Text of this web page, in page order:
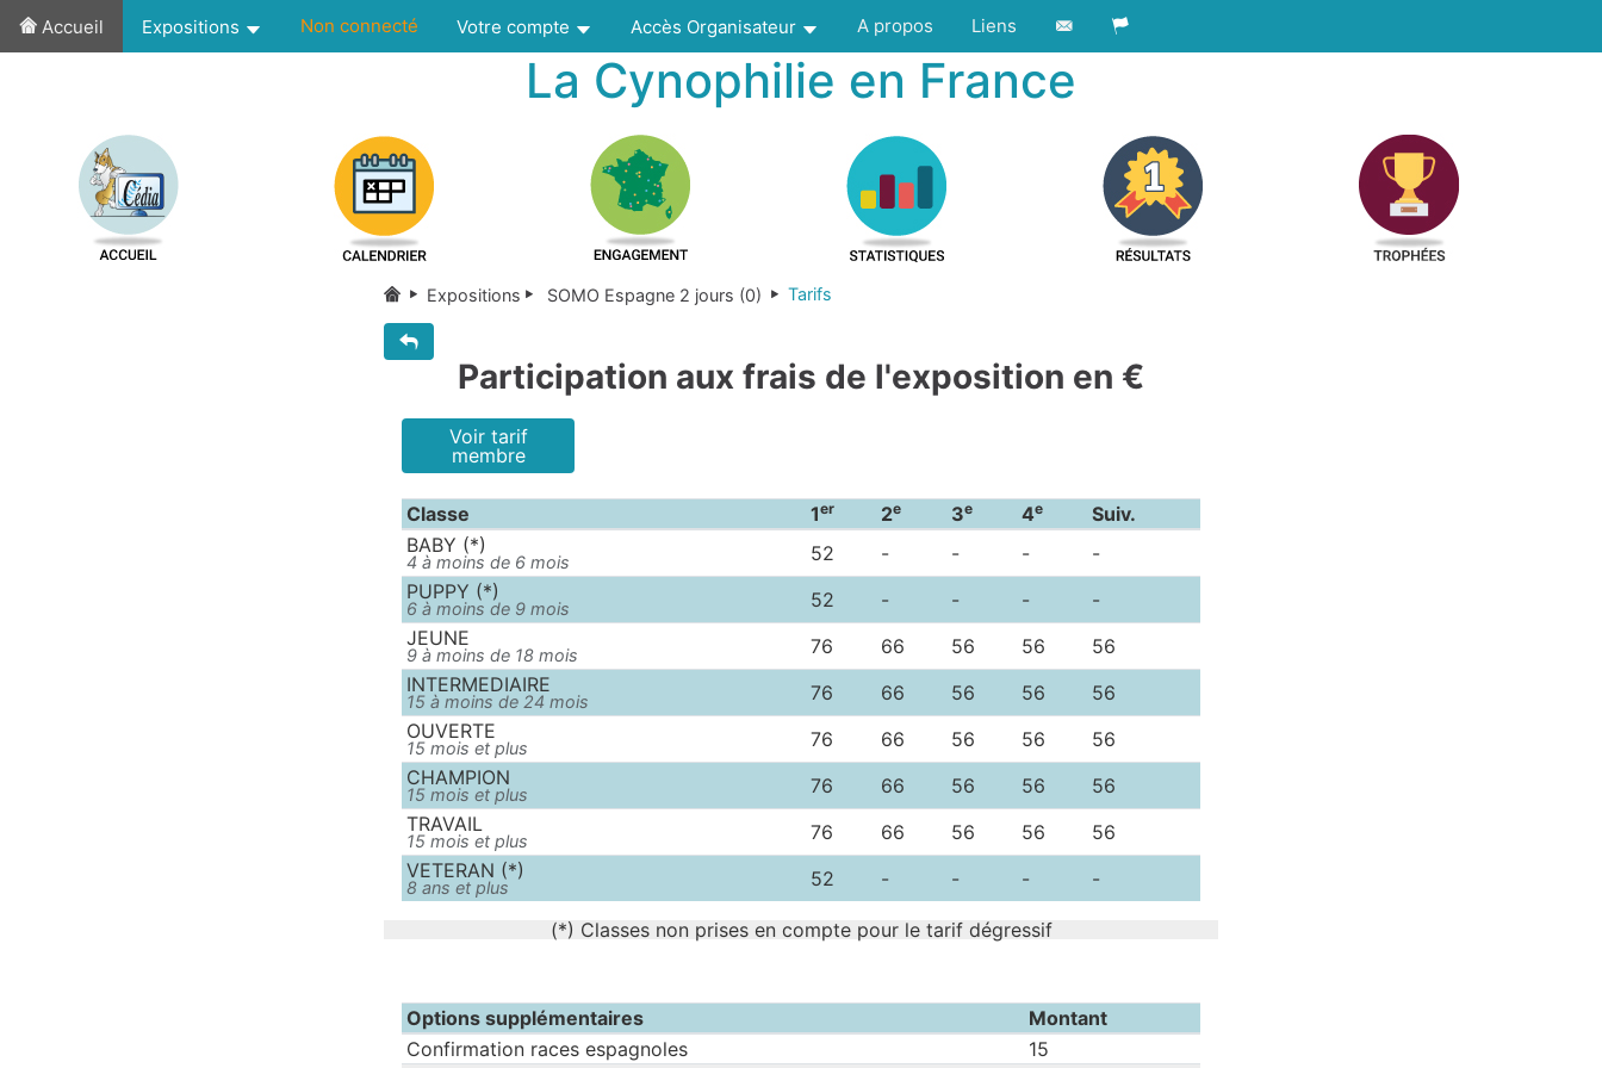
Accueil Expositions Non connecté Votre compte Accès Organisateur A propos Liens
La Cynophilie en France
Expositions SOMO Espagne 2 jours (0) Tarifs
Participation aux frais de l'exposition en €
Voir tarif
membre
Classe 1er 2e 3e 4e
Suiv.
BABY (*)
4 à moins de 6 mois 52 - - -
-
PUPPY (*)
6 à moins de 9 mois 52 - - -
-
JEUNE
9 à moins de 18 mois 76 66 56 56
56
INTERMEDIAIRE
15 à moins de 24 mois 76 66 56 56
56
OUVERTE
15 mois et plus 76 66 56 56
56
CHAMPION
15 mois et plus 76 66 56 56
56
TRAVAIL
15 mois et plus 76 66 56 56
56
VETERAN (*)
8 ans et plus 52 - - - -
(*) Classes non prises en compte pour le tarif dégressif
Options supplémentaires
Montant
Confirmation races espagnoles
15